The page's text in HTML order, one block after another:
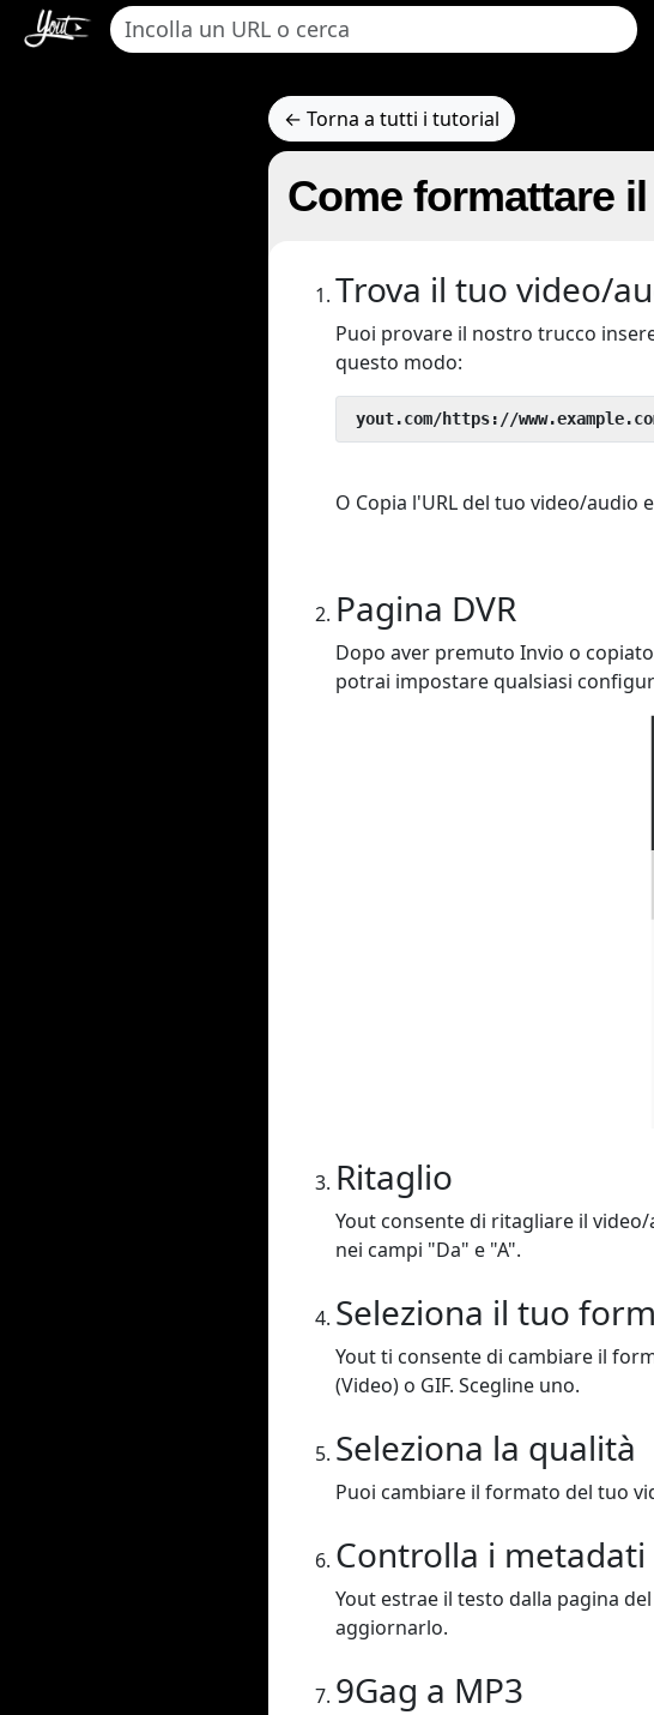
← Torna a tutti i tutorial
Come formattare
Trova il tuo video/
Puoi provare il nostro trucco
questo modo:
yout.com/https://
O Copia l'URL del tuo video/audio
Pagina DVR
Dopo aver premuto Invio o
potrai impostare qualsiasi
Ritaglio
Yout consente di ritagliare il
nei campi "Da" e "A".
Seleziona il tuo
Yout ti consente di cambiare il
(Video) o GIF. Scegline uno.
Seleziona la qualità
Puoi cambiare il formato del tuo
Controlla i metadati
Yout estrae il testo dalla pagina
aggiornarlo.
9Gag a MP3